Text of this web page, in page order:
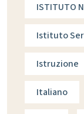
ISTITUTO
Istituto
Istruzione
Italiano